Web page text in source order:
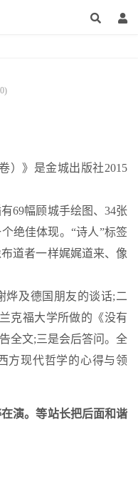
）》是金城出版社2015
69幅顾城手绘图、34张
绝佳体现。“诗人”标签
道者一样娓娓道来、像
烨及德国朋友的谈话;二
克福大学所做的《没有
全文;三是会后答问。全
方现代哲学的心得与领
演。等站长把后面和谐